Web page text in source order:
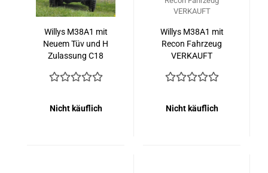
Willys M38A1 mit
Neuem Tüv und H
Zulassung C18
Nicht käuflich
Willys M38A1 mit
Recon Fahrzeug
VERKAUFT
Nicht käuflich